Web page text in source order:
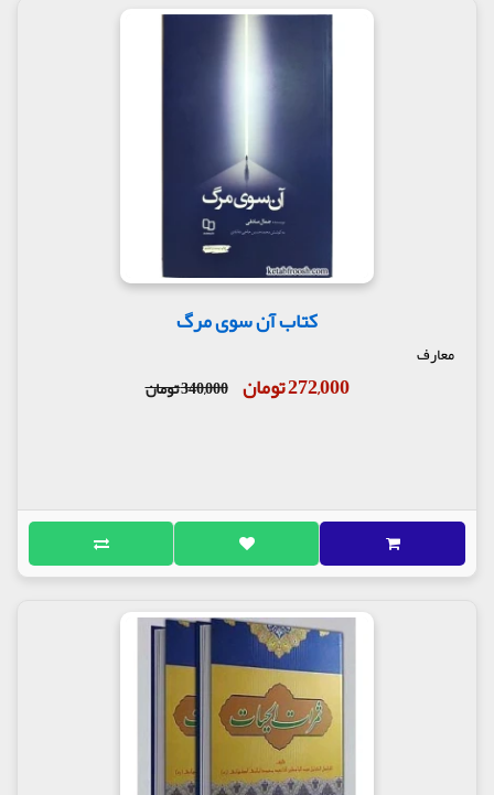
کتاب آن سوی مرگ
معارف
272,000 تومان 340,000 تومان